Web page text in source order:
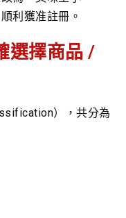
利獲准註冊。
選擇商品 /
），共分為